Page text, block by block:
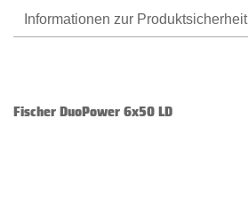
Informationen zur Produktsicherheit
Fischer DuoPower 6x50 LD